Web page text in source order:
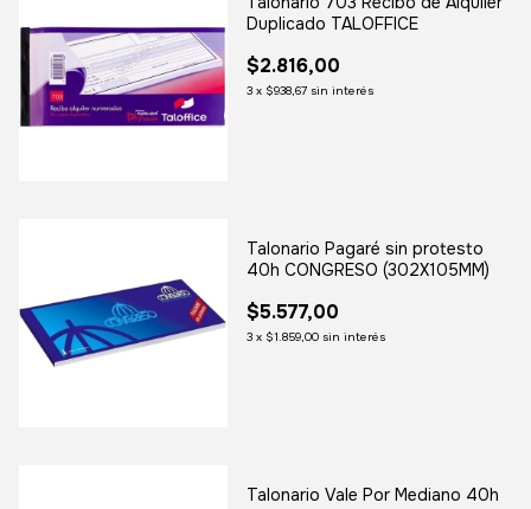
Duplicado TALOFFICE
$2.816,00
3 x $938,67 sin interés
Talonario Pagaré sin protesto
40h CONGRESO (302X105MM)
$5.577,00
3 x $1.859,00 sin interés
Talonario Vale Por Mediano 40h